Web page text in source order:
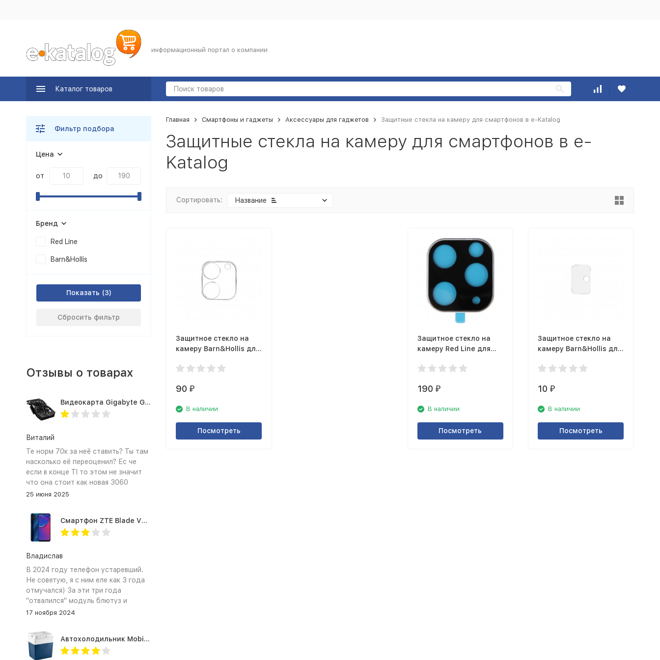
информационный портал о компании
Каталог товаров
Главная Смартфоны и гаджеты Аксессуары для гаджетов Защитные стекла на камеру для смартфонов в e-Katalog
Защитные стекла на камеру для смартфонов в e-
Katalog
Сортировать: Название
Защитное стекло на
камеру Barn&Hollis для
90 ₽
В наличии
Посмотреть
Защитное стекло на
камеру Red Line для
Pro Max, черная рамка
190 ₽
В наличии
Посмотреть
Защитное стекло на
камеру Barn&Hollis для
10₽
В наличии
Посмотреть
Фильтр подбора
Цена
от до
Бренд
Red Line
Barn&Hollis
Показать
Сбросить фильтр
Отзывы о товарах
Видеокарта Gigabyte GTX1660TI 6GB (GV-N166TOC-6GD 1.0A)
Виталий
Те норм 70к за неё ставить? Ты там
насколько её переоценил? Ес че
если в конце TI то этом не значит
что она стоит как новая 3060
25 июня 2025
Смартфон ZTE Blade V2020 Smart 64 Гб синий
Владислав
В 2024 году телефон устаревший.
Не советую, я с ним еле как 3 года
отмучался) За эти три года
"отвалился" модуль блютуз и
сканер отпечатка пальца
17 ноября 2024
Автохолодильник Mobicool MV26 AC/DC